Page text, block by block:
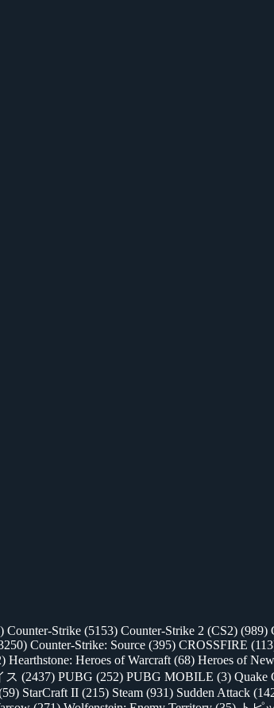
Counter-Strike (5153) Counter-Strike 2 (CS2) (989)
Counter-Strike: Source (395) CROSSFIRE
Hearthstone: Heroes of Warcraft (68) Heroes of
ス (2437) PUBG (252) PUBG MOBILE (3) Quake
StarCraft II (215) Steam (931) Sudden Attack